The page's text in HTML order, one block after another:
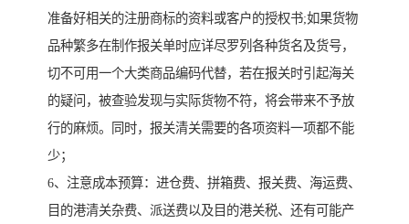
准备好相关的注册商标的资料或客户的授权书;如果货物
品种繁多在制作报关单时应详尽罗列各种货名及货号，
切不可用一个大类商品编码代替，若在报关时引起海关
的疑问，被查验发现与实际货物不符，将会带来不予放
行的麻烦。同时，报关清关需要的各项资料一项都不能
少；
6、注意成本预算：进仓费、拼箱费、报关费、海运费、
目的港清关杂费、派送费以及目的港关税、还有可能产